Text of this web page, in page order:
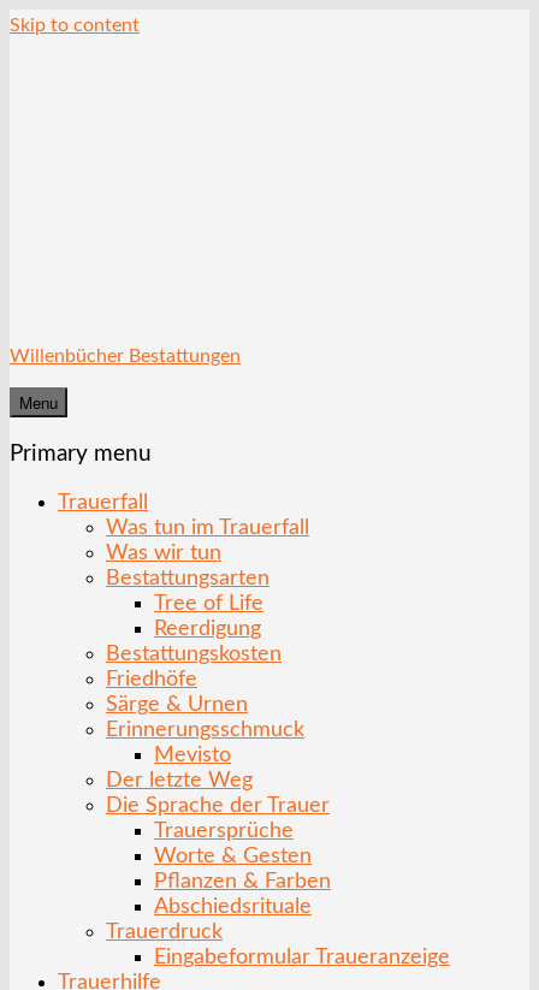
Skip to content
Willenbücher Bestattungen
Menu
Primary menu
Trauerfall
Was tun im Trauerfall
Was wir tun
Bestattungsarten
Tree of Life
Reerdigung
Bestattungskosten
Friedhöfe
Särge & Urnen
Erinnerungsschmuck
Mevisto
Der letzte Weg
Die Sprache der Trauer
Trauersprüche
Worte & Gesten
Pflanzen & Farben
Abschiedsrituale
Trauerdruck
Eingabeformular Traueranzeige
Trauerhilfe